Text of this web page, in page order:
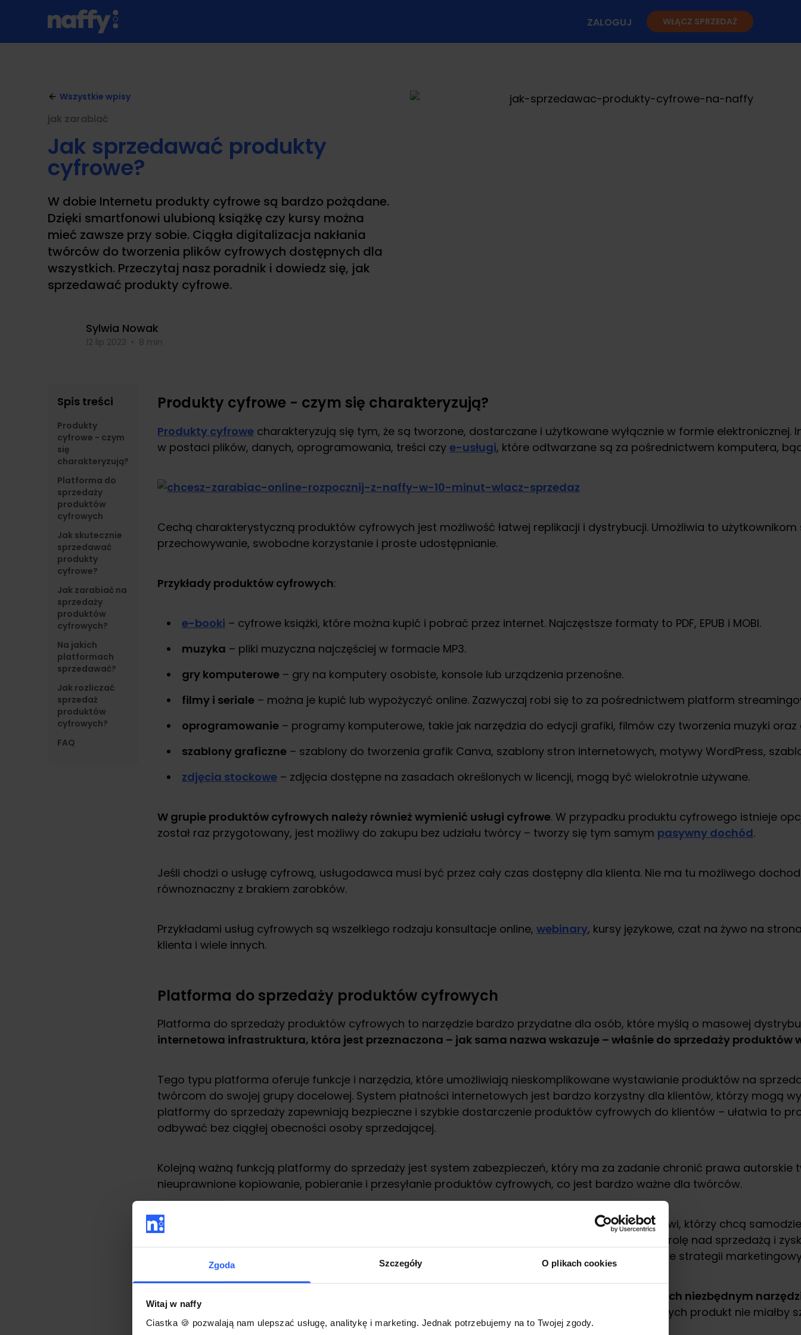
Zgoda Szczegóły O plikach cookies
Witaj w naffy
Ciastka 🍪 pozwalają nam ulepszać usługę, analitykę i marketing. Jednak potrzebujemy na to Twojej zgody.
ZALOGUJ WŁĄCZ SPRZEDAŻ
Wszystkie wpisy
jak zarabiać
Jak sprzedawać produkty
cyfrowe?
W dobie Internetu produkty cyfrowe są bardzo pożądane.
Dzięki smartfonowi ulubioną książkę czy kursy można
mieć zawsze przy sobie. Ciągła digitalizacja nakłania
twórców do tworzenia plików cyfrowych dostępnych dla
wszystkich. Przeczytaj nasz poradnik i dowiedz się, jak
sprzedawać produkty cyfrowe.
Sylwia Nowak
12 lip 2023 • 8 min
Spis treści
Produkty
cyfrowe - czym
się
charakteryzują?
Platforma do
sprzedaży
produktów
cyfrowych
Jak skutecznie
sprzedawać
produkty
cyfrowe?
Jak zarabiać na
sprzedaży
produktów
cyfrowych?
Na jakich
platformach
sprzedawać?
Jak rozliczać
sprzedaż
produktów
cyfrowych?
FAQ
Produkty cyfrowe - czym się charakteryzują?
Produkty cyfrowe charakteryzują się tym, że są tworzone, dostarczane i użytkowane wyłącznie w formie elektronicznej.
w postaci plików, danych, oprogramowania, treści czy e-usługi, które odtwarzane są za pośrednictwem komputera,
Cechą charakterystyczną produktów cyfrowych jest możliwość łatwej replikacji i dystrybucji. Umożliwia to
przechowywanie, swobodne korzystanie i proste udostępnianie.
Przykłady produktów cyfrowych:
e-booki – cyfrowe książki, które można kupić i pobrać przez internet. Najczęstsze formaty to PDF, EPUB i MOBI.
muzyka – pliki muzyczna najczęściej w formacie MP3.
gry komputerowe – gry na komputery osobiste, konsole lub urządzenia przenośne.
filmy i seriale – można je kupić lub wypożyczyć online. Zazwyczaj robi się to za pośrednictwem platform
oprogramowanie – programy komputerowe, takie jak narzędzia do edycji grafiki, filmów czy tworzenia muzyki
szablony graficzne – szablony do tworzenia grafik Canva, szablony stron internetowych, motywy WordPress,
zdjęcia stockowe – zdjęcia dostępne na zasadach określonych w licencji, mogą być wielokrotnie używane.
W grupie produktów cyfrowych należy również wymienić usługi cyfrowe. W przypadku produktu cyfrowego istnieje
został raz przygotowany, jest możliwy do zakupu bez udziału twórcy – tworzy się tym samym pasywny dochód.
Jeśli chodzi o usługę cyfrową, usługodawca musi być przez cały czas dostępny dla klienta. Nie ma tu możliwego
równoznaczny z brakiem zarobków.
Przykładami usług cyfrowych są wszelkiego rodzaju konsultacje online, webinary, kursy językowe, czat na żywo na
klienta i wiele innych.
Platforma do sprzedaży produktów cyfrowych
Platforma do sprzedaży produktów cyfrowych to narzędzie bardzo przydatne dla osób, które myślą o masowej
internetowa infrastruktura, która jest przeznaczona – jak sama nazwa wskazuje – właśnie do sprzedaży produktów
Tego typu platforma oferuje funkcje i narzędzia, które umożliwiają nieskomplikowane wystawianie produktów na
twórcom do swojej grupy docelowej. System płatności internetowych jest bardzo korzystny dla klientów, którzy mogą
platformy do sprzedaży zapewniają bezpieczne i szybkie dostarczenie produktów cyfrowych do klientów – ułatwia to
odbywać bez ciągłej obecności osoby sprzedającej.
Kolejną ważną funkcją platformy do sprzedaży jest system zabezpieczeń, który ma za zadanie chronić prawa autorskie
nieuprawnione kopiowanie, pobieranie i przesyłanie produktów cyfrowych, co jest bardzo ważne dla twórców.
Z platform do sprzedaży produktów cyfrowych zazwyczaj korzystają niezależni twórcy internetowi, którzy chcą
to korzystniejsze niż korzystanie z ofert sklepów tradycyjnych, ponieważ twórcy mają pełną kontrolę nad sprzedażą i
narzędzia analityczne, które pozwalają na monitorowanie wyników sprzedaży oraz dostosowanie strategii
W dobie Internetu platformy do sprzedaży produktów cyfrowych są dla twórców internetowych niezbędnym
Zapewniają one funkcje wygodne nie tylko dla nich samym, ale również dla ich klientów, bez których produkt nie miałby